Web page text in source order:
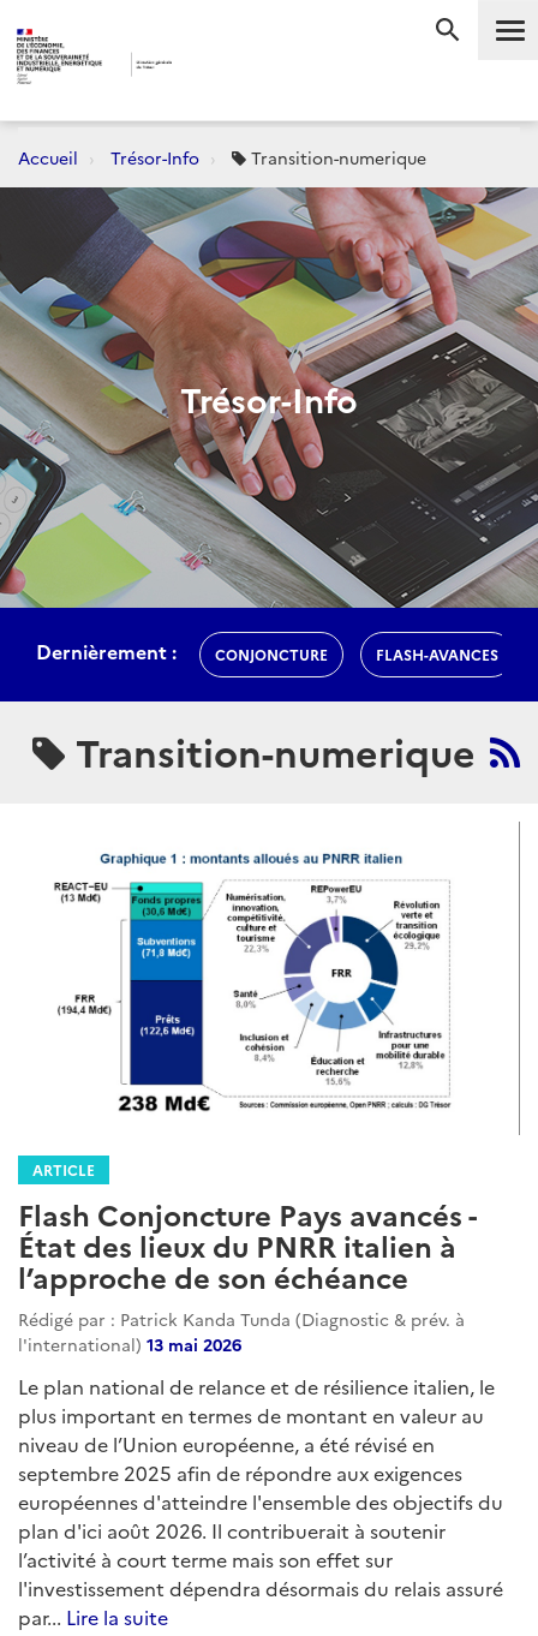
Accueil Trésor-Info Transition-numerique
Trésor-Info
Dernièrement : CONJONCTURE FLASH-AVANCES
Transition-numerique
ARTICLE
Flash Conjoncture Pays avancés -
État des lieux du PNRR italien à
l’approche de son échéance
Rédigé par : Patrick Kanda Tunda (Diagnostic & prév. à
l'international) 13 mai 2026
Le plan national de relance et de résilience italien, le
plus important en termes de montant en valeur au
niveau de l’Union européenne, a été révisé en
septembre 2025 afin de répondre aux exigences
européennes d'atteindre l'ensemble des objectifs du
plan d'ici août 2026. Il contribuerait à soutenir
l’activité à court terme mais son effet sur
l'investissement dépendra désormais du relais assuré
par... Lire la suite